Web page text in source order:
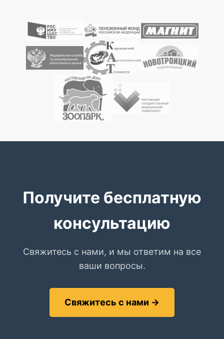
Получите бесплатную
консультацию
Свяжитесь с нами, и мы ответим на все
ваши вопросы.
Свяжитесь с нами →